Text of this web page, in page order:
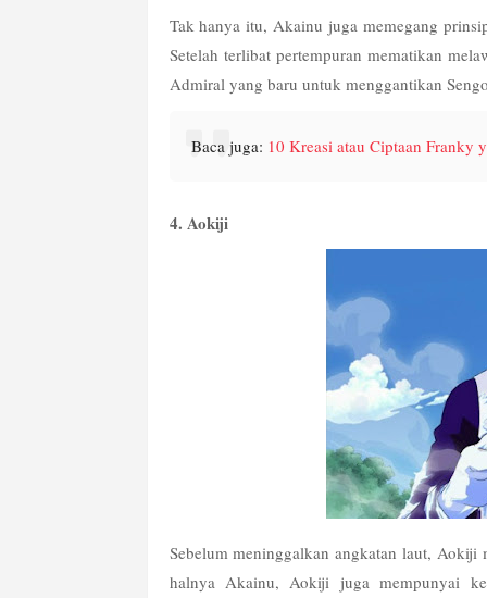
Tak hanya itu, Akainu juga memegang
Setelah terlibat pertempuran mematikan
Admiral yang baru untuk menggantikan
Baca juga: 10 Kreasi atau Ciptaan Franky
4. Aokiji
Sebelum meninggalkan angkatan laut, Aokiji
halnya Akainu, Aokiji juga mempunyai